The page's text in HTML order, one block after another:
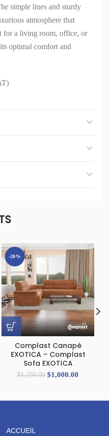
simple lines and sturdy
atmosphere that
for a living room, office, or
optimal comfort and
-20%
Complast Canapé
EXOTICA – Complast
Sofa EXOTICA
$1,250.00 $1,000.00
ACCUEIL